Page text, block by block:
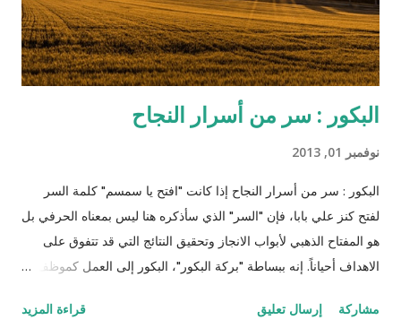
العبيد، واكتشف خطة جانجو وا...
البكور : سر من أسرار النجاح
نوفمبر 01, 2013
البكور : سر من أسرار النجاح إذا كانت "افتح يا سمسم" كلمة السر
لفتح كنز علي بابا، فإن "السر" الذي سأذكره هنا ليس بمعناه الحرفي بل
هو المفتاح الذهبي لأبواب الانجاز وتحقيق النتائج التي قد تتفوق على
الاهداف أحياناً. إنه ببساطة "بركة البكور"، البكور إلى العمل كموظف،
عالمية مثل تاتشر وغيرها (أنظر المقالة هنا ) لكني سأخبركم عن
مشاركة إرسال تعليق قراءة المزيد